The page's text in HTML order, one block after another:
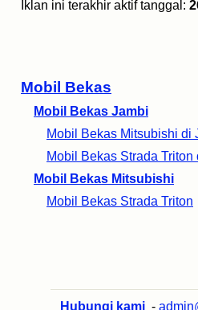
Mobil Bekas
Mobil Bekas Jambi
Mobil Bekas Mitsubishi di
Mobil Bekas Strada Triton
Mobil Bekas Mitsubishi
Mobil Bekas Strada Triton
Iklan ini terakhir aktif tanggal:
Hubungi kami -